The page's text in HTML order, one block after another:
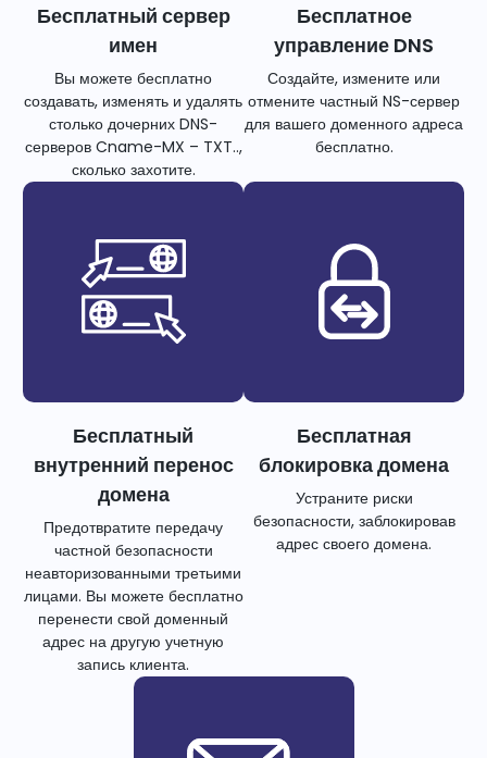
Бесплатный сервер
имен
Вы можете бесплатно
создавать, изменять и удалять
столько дочерних DNS-
серверов Cname-MX – TXT..,
сколько захотите.
Бесплатное
управление DNS
Создайте, измените или
отмените частный NS-сервер
для вашего доменного адреса
бесплатно.
Бесплатный
внутренний перенос
домена
Предотвратите передачу
частной безопасности
неавторизованными третьими
лицами. Вы можете бесплатно
перенести свой доменный
адрес на другую учетную
запись клиента.
Бесплатная
блокировка домена
Устраните риски
безопасности, заблокировав
адрес своего домена.